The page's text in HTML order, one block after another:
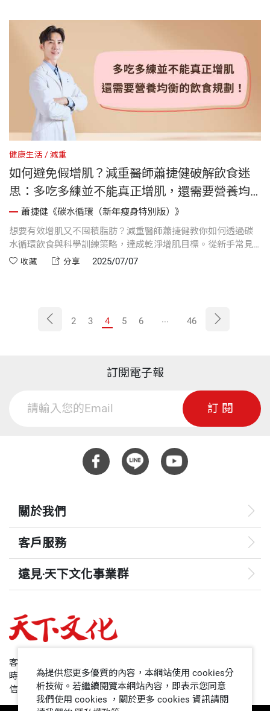
健康生活 減重
如何避免假增肌？減重醫師蕭捷健破解飲食迷
思：多吃多練並不能真正增肌，還需要營養均
衡的飮食規劃｜《碳水循環》
蕭捷健《碳水循環（新年瘦身特別版）》
想要有效增肌又不囤積脂肪？減重醫師蕭捷健教你如何透過碳
水循環飲食與科學訓練策略，達成乾淨增肌目標。從新手常見
的「髒增肌」誤區談起，解析體脂對增肌效率的影響，並提供
收藏 分享 2025/07/07
2 3 4 5 6 ... 46
訂閱電子報
訂閱
關於我們
客戶服務
遠見‧天下文化事業群
哈佛商業評論
領導影響力學院
客服專線：+886 2 2662-0012
時間：週一~週五9:00~12:30;13:30~17:00
信箱：service@cwgv.com.tw
為提供您更多優質的內容，本網站使用 cookies分
析技術。若繼續閱覽本網站內容，即表示您同意
我們使用 cookies ，關於更多 cookies 資訊請閱